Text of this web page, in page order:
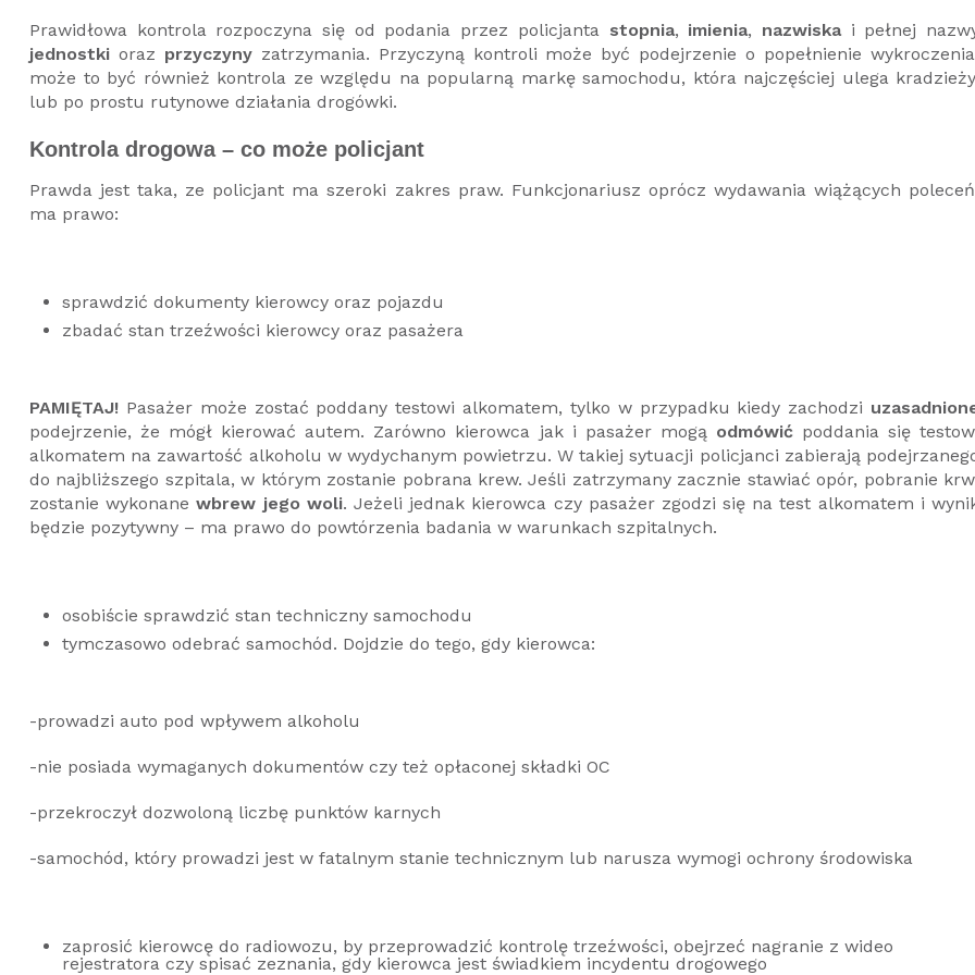
Prawidłowa kontrola rozpoczyna się od podania przez policjanta stopnia, imienia, nazwiskai pełnej
jednostki oraz przyczynyzatrzymania. Przyczyną kontroli może być podejrzenie o popełnienie
może to być również kontrola ze względu na popularną markę samochodu, która najczęściej ulega
lub po prostu rutynowe działania drogówki.
Kontrola drogowa – co może policjant
Prawda jest taka, ze policjant ma szeroki zakres praw. Funkcjonariusz oprócz wydawania wiążących
ma prawo:
sprawdzić dokumenty kierowcy oraz pojazdu
zbadać stan trzeźwości kierowcy oraz pasażera
PAMIĘTAJ! Pasażer może zostać poddany testowi alkomatem, tylko w przypadku kiedy zachodzi
podejrzenie, że mógł kierować autem. Zarówno kierowca jak i pasażer mogą odmówićpoddania się
alkomatem na zawartość alkoholu w wydychanym powietrzu. W takiej sytuacji policjanci zabierają
do najbliższego szpitala, w którym zostanie pobrana krew. Jeśli zatrzymany zacznie stawiać opór, pobranie
zostanie wykonanewbrew jego woli. Jeżeli jednak kierowca czy pasażer zgodzi się na test alkomatem i
będzie pozytywny – ma prawo do powtórzenia badania w warunkach szpitalnych.
osobiście sprawdzić stan techniczny samochodu
tymczasowo odebrać samochód. Dojdzie do tego, gdy kierowca:
-prowadzi auto pod wpływem alkoholu
-nie posiada wymaganych dokumentów czy też opłaconej składki OC
-przekroczył dozwoloną liczbę punktów karnych
-samochód, który prowadzi jest w fatalnym stanie technicznym lub narusza wymogi ochrony środowiska
zaprosić kierowcę do radiowozu, by przeprowadzić kontrolę trzeźwości, obejrzeć nagranie z wideo
rejestratora czy spisać zeznania, gdy kierowca jest świadkiem incydentu drogowego